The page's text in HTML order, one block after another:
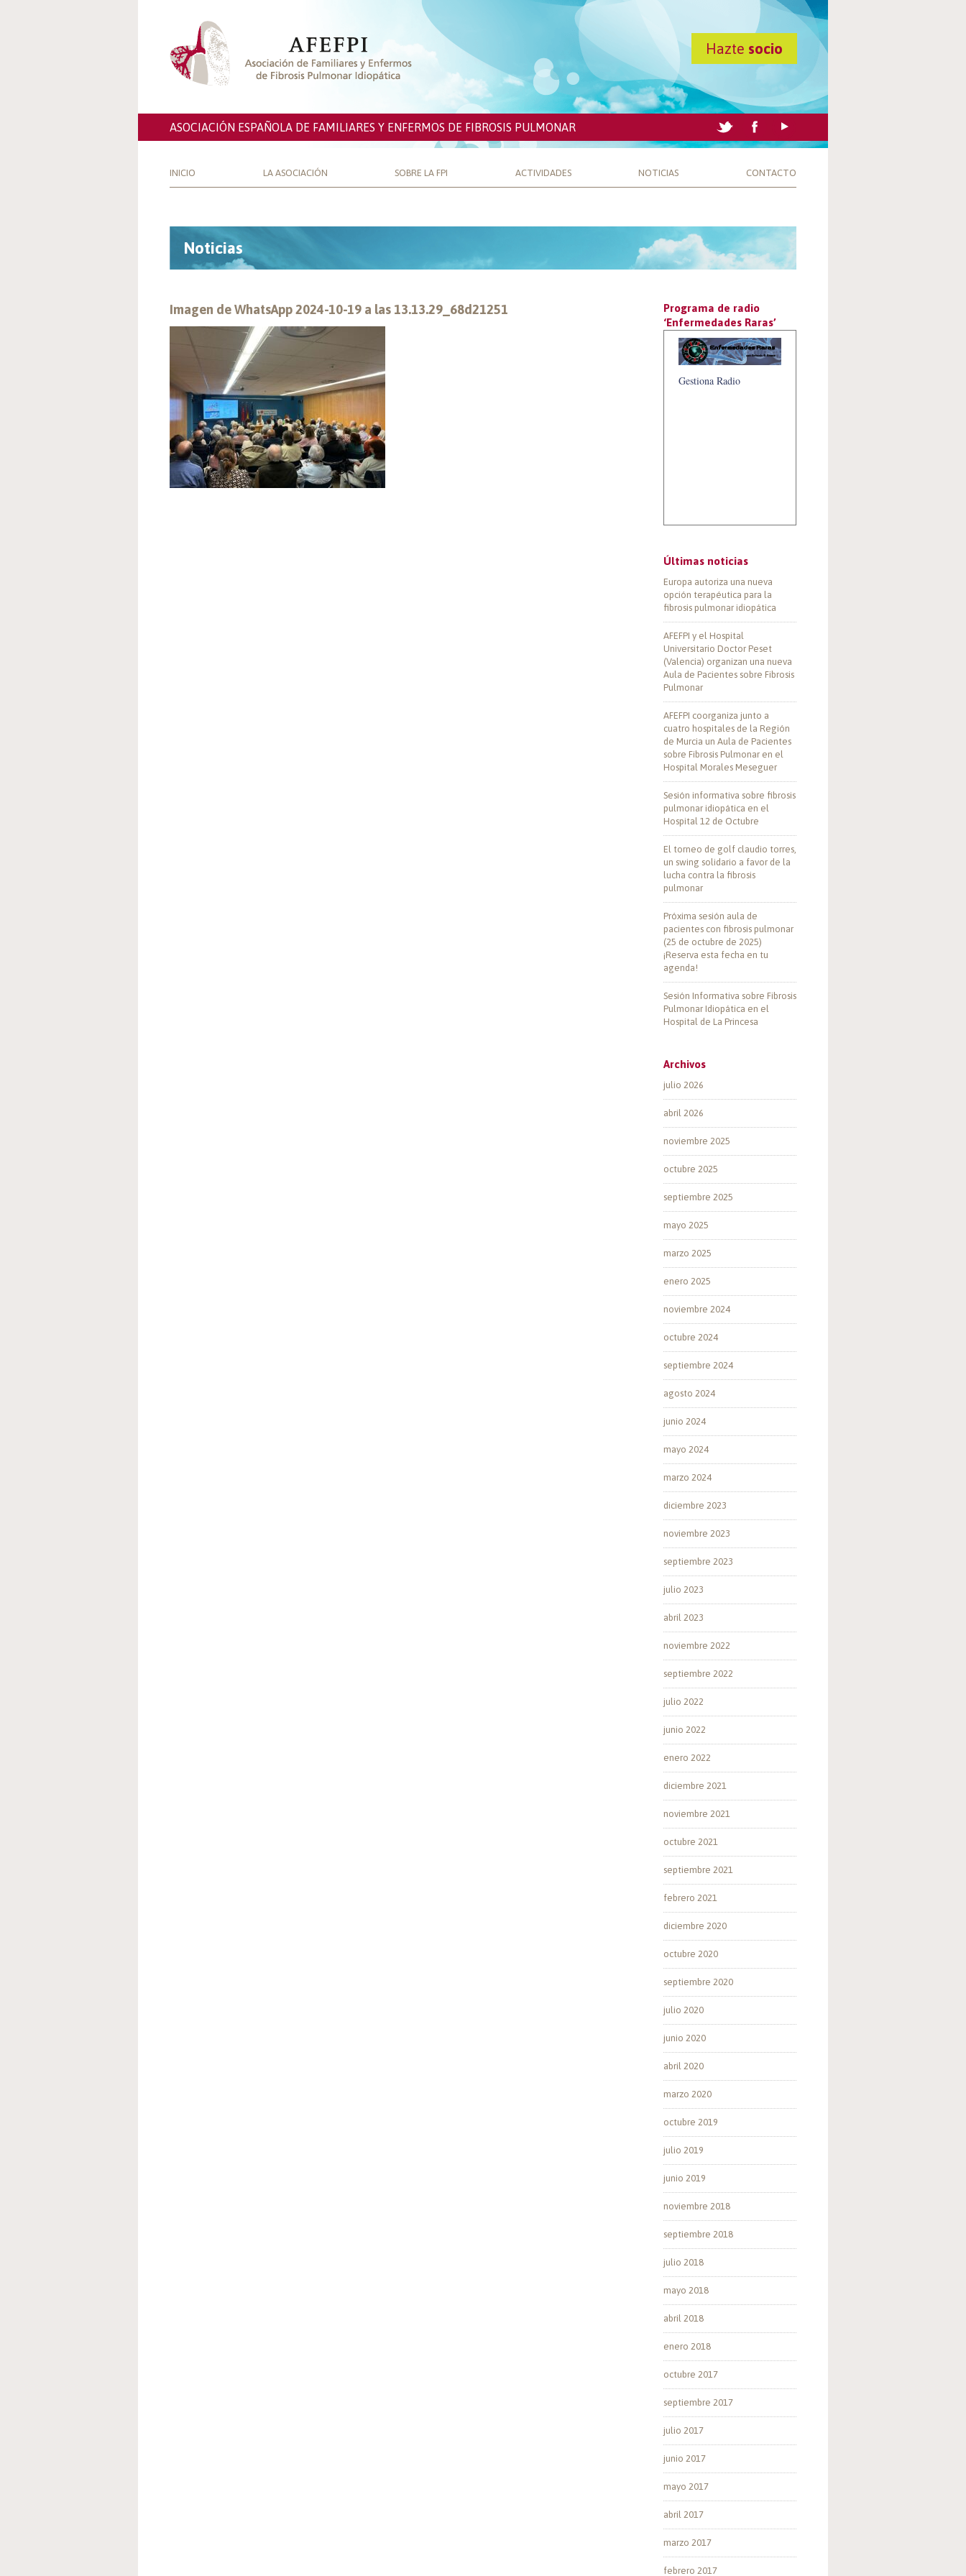
Hazte socio
ASOCIACIÓN ESPAÑOLA DE FAMILIARES Y ENFERMOS DE FIBROSIS PULMONAR
INICIO LA ASOCIACIÓN SOBRE LA FPI ACTIVIDADES NOTICIAS CONTACTO
Noticias
Imagen de WhatsApp 2024-10-19 a las 13.13.29_68d21251
Programa de radio
‘Enfermedades Raras’
Gestiona Radio
Últimas noticias
Europa autoriza una nueva
opción terapéutica para la
fibrosis pulmonar idiopática
AFEFPI y el Hospital
Universitario Doctor Peset
(Valencia) organizan una nueva
Aula de Pacientes sobre Fibrosis
Pulmonar
AFEFPI coorganiza junto a
cuatro hospitales de la Región
de Murcia un Aula de Pacientes
sobre Fibrosis Pulmonar en el
Hospital Morales Meseguer
Sesión informativa sobre fibrosis
pulmonar idiopática en el
Hospital 12 de Octubre
El torneo de golf claudio torres,
un swing solidario a favor de la
lucha contra la fibrosis
pulmonar
Próxima sesión aula de
pacientes con fibrosis pulmonar
(25 de octubre de 2025)
¡Reserva esta fecha en tu
agenda!
Sesión Informativa sobre Fibrosis
Pulmonar Idiopática en el
Hospital de La Princesa
Archivos
julio 2026
abril 2026
noviembre 2025
octubre 2025
septiembre 2025
mayo 2025
marzo 2025
enero 2025
noviembre 2024
octubre 2024
septiembre 2024
agosto 2024
junio 2024
mayo 2024
marzo 2024
diciembre 2023
noviembre 2023
septiembre 2023
julio 2023
abril 2023
noviembre 2022
septiembre 2022
julio 2022
junio 2022
enero 2022
diciembre 2021
noviembre 2021
octubre 2021
septiembre 2021
febrero 2021
diciembre 2020
octubre 2020
septiembre 2020
julio 2020
junio 2020
abril 2020
marzo 2020
octubre 2019
julio 2019
junio 2019
noviembre 2018
septiembre 2018
julio 2018
mayo 2018
abril 2018
enero 2018
octubre 2017
septiembre 2017
julio 2017
junio 2017
mayo 2017
abril 2017
marzo 2017
febrero 2017